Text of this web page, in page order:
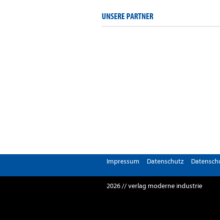
UNSERE PARTNER
Impressum Datenschutz
2026 // verlag moderne industrie